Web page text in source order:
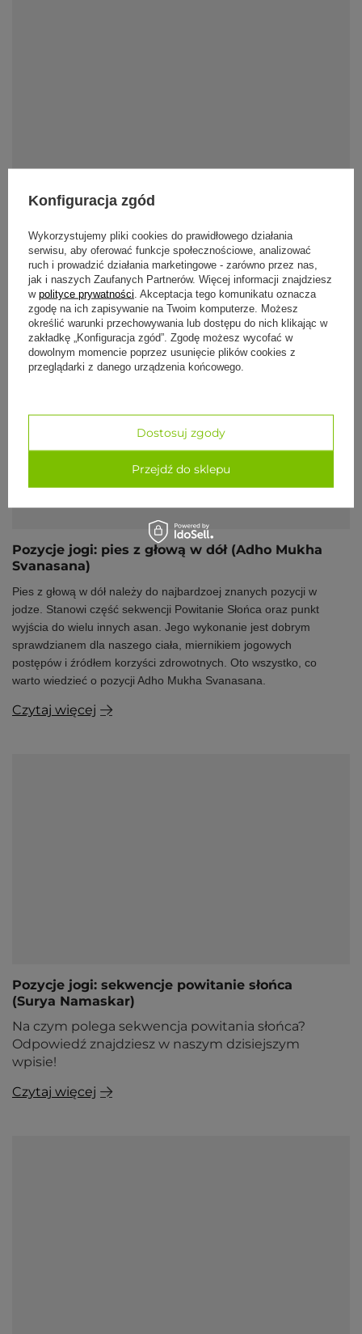
Pozycje jogi: pozycja dziecka (Balasana)
dziecka w jodze. Zapraszamy do lektury!
Czytaj więcej
Pozycje jogi: pies z głową w dół (Adho Mukha
Svanasana)
Pies z głową w dół należy do najbardzoej znanych pozycji w
jodze. Stanowi część sekwencji Powitanie Słońca oraz punkt
wyjścia do wielu innych asan. Jego wykonanie jest dobrym
sprawdzianem dla naszego ciała, miernikiem jogowych
postępów i źródłem korzyści zdrowotnych. Oto wszystko, co
warto wiedzieć o pozycji Adho Mukha Svanasana.
Czytaj więcej
Pozycje jogi: sekwencje powitanie słońca
(Surya Namaskar)
Na czym polega sekwencja powitania słońca?
Odpowiedź znajdziesz w naszym dzisiejszym
wpisie!
Czytaj więcej
Konfiguracja zgód
Wykorzystujemy pliki cookies do prawidłowego działania
serwisu, aby oferować funkcje społecznościowe, analizować
ruch i prowadzić działania marketingowe - zarówno przez nas,
jak i naszych Zaufanych Partnerów. Więcej informacji znajdziesz
w polityce prywatności . Akceptacja tego komunikatu oznacza
zgodę na ich zapisywanie na Twoim komputerze. Możesz
określić warunki przechowywania lub dostępu do nich klikając w
zakładkę „Konfiguracja zgód”. Zgodę możesz wycofać w
dowolnym momencie poprzez usunięcie plików cookies z
przeglądarki z danego urządzenia końcowego.
Dostosuj zgody
Przejdź do sklepu